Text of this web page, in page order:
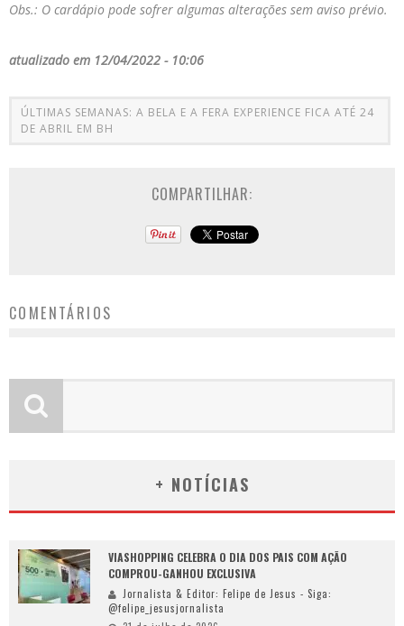
Obs.: O cardápio pode sofrer algumas alterações sem aviso prévio.
atualizado em 12/04/2022 - 10:06
ÚLTIMAS SEMANAS: A BELA E A FERA EXPERIENCE FICA ATÉ 24
DE ABRIL EM BH
COMPARTILHAR:
COMENTÁRIOS
+ NOTÍCIAS
VIASHOPPING CELEBRA O DIA DOS PAIS COM AÇÃO
COMPROU-GANHOU EXCLUSIVA
Jornalista & Editor: Felipe de Jesus - Siga:
@felipe_jesusjornalista